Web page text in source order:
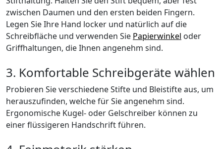
zwischen Daumen und den ersten beiden Fingern.
Legen Sie Ihre Hand locker und natürlich auf die
Schreibfläche und verwenden Sie Papierwinkel oder
Griffhaltungen, die Ihnen angenehm sind.
3. Komfortable Schreibgeräte wählen
Probieren Sie verschiedene Stifte und Bleistifte aus, um
herauszufinden, welche für Sie angenehm sind.
Ergonomische Kugel- oder Gelschreiber können zu
einer flüssigeren Handschrift führen.